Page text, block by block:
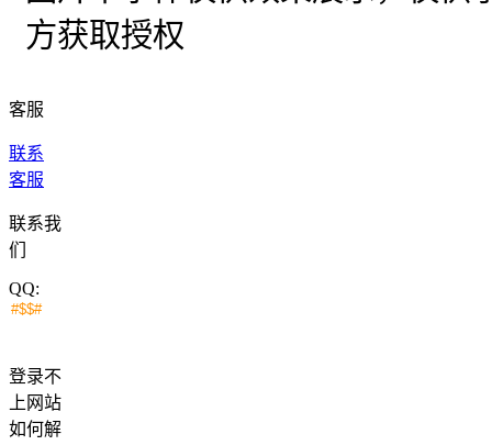
方获取授权
客服
联系
客服
联系我
们
QQ:
登录不
上网站
如何解